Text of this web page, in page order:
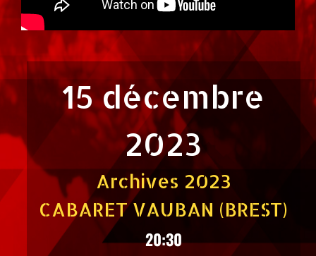
15 décembre
2023
Archives 2023
CABARET VAUBAN (BREST)
20:30